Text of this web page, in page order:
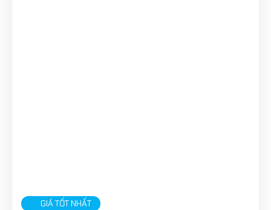
GIÁ TỐT NHẤT